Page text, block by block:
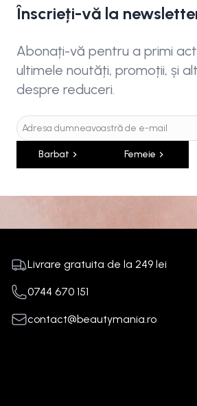
Înscrieți-vă la
Abonați-vă pentru a primi
ultimele noutăți, promoții, și
despre reduceri.
Barbat Femeie
Livrare gratuita de la 249 lei
0744 670 151
contact@beautymania.ro